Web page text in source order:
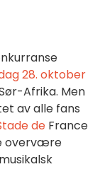
28. oktober
Afrika. Men
av alle fans
de France
overvære